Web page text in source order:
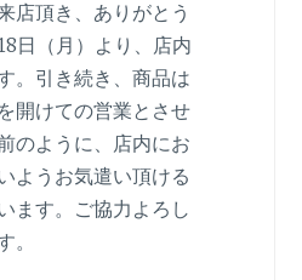
店頂き、ありがとう
日（月）より、店内
。引き続き、商品は
開けての営業とさせ
のように、店内にお
ようお気遣い頂ける
ます。ご協力よろし
。